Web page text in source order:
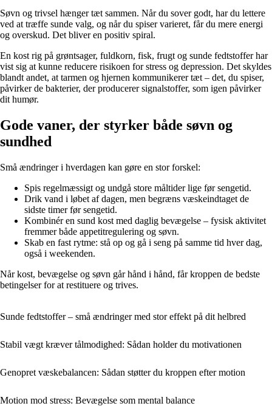
Søvn og trivsel hænger tæt sammen. Når du sover godt, har du lettere
ved at træffe sunde valg, og når du spiser varieret, får du mere energi
og overskud. Det bliver en positiv spiral.
En kost rig på grøntsager, fuldkorn, fisk, frugt og sunde fedtstoffer har
vist sig at kunne reducere risikoen for stress og depression. Det skyldes
blandt andet, at tarmen og hjernen kommunikerer tæt – det, du spiser,
påvirker de bakterier, der producerer signalstoffer, som igen påvirker
dit humør.
Gode vaner, der styrker både søvn og
sundhed
Små ændringer i hverdagen kan gøre en stor forskel:
Spis regelmæssigt og undgå store måltider lige før sengetid.
Drik vand i løbet af dagen, men begræns væskeindtaget de
sidste timer før sengetid.
Kombinér en sund kost med daglig bevægelse – fysisk aktivitet
fremmer både appetitregulering og søvn.
Skab en fast rytme: stå op og gå i seng på samme tid hver dag,
også i weekenden.
Når kost, bevægelse og søvn går hånd i hånd, får kroppen de bedste
betingelser for at restituere og trives.
Sunde fedtstoffer – små ændringer med stor effekt på dit helbred
Stabil vægt kræver tålmodighed: Sådan holder du motivationen
Genopret væskebalancen: Sådan støtter du kroppen efter motion
Motion mod stress: Bevægelse som mental balance